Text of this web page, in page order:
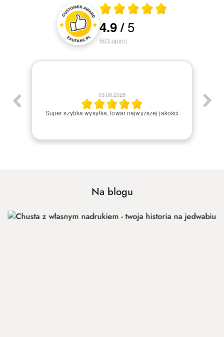
Oceny i recenzje klientów
Średnia ocena 4.9 z 5
4.9/5
503 opinii
03.08.2026
Super szybka wysyłka, towar najwyższej jakości
Na blogu